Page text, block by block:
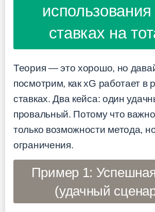
ставках на
Теория — это хорошо, но
посмотрим, как xG работает в
ставках. Два кейса: один
провальный. Потому что
только возможности метода,
ограничения.
Пример 1:
(удачный